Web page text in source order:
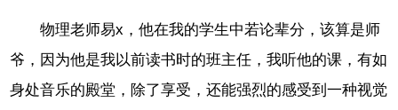
物理老师易x，他在我的学生中若论辈分，该算是师
爷，因为他是我以前读书时的班主任，我听他的课，有如
身处音乐的殿堂，除了享受，还能强烈的感受到一种视觉